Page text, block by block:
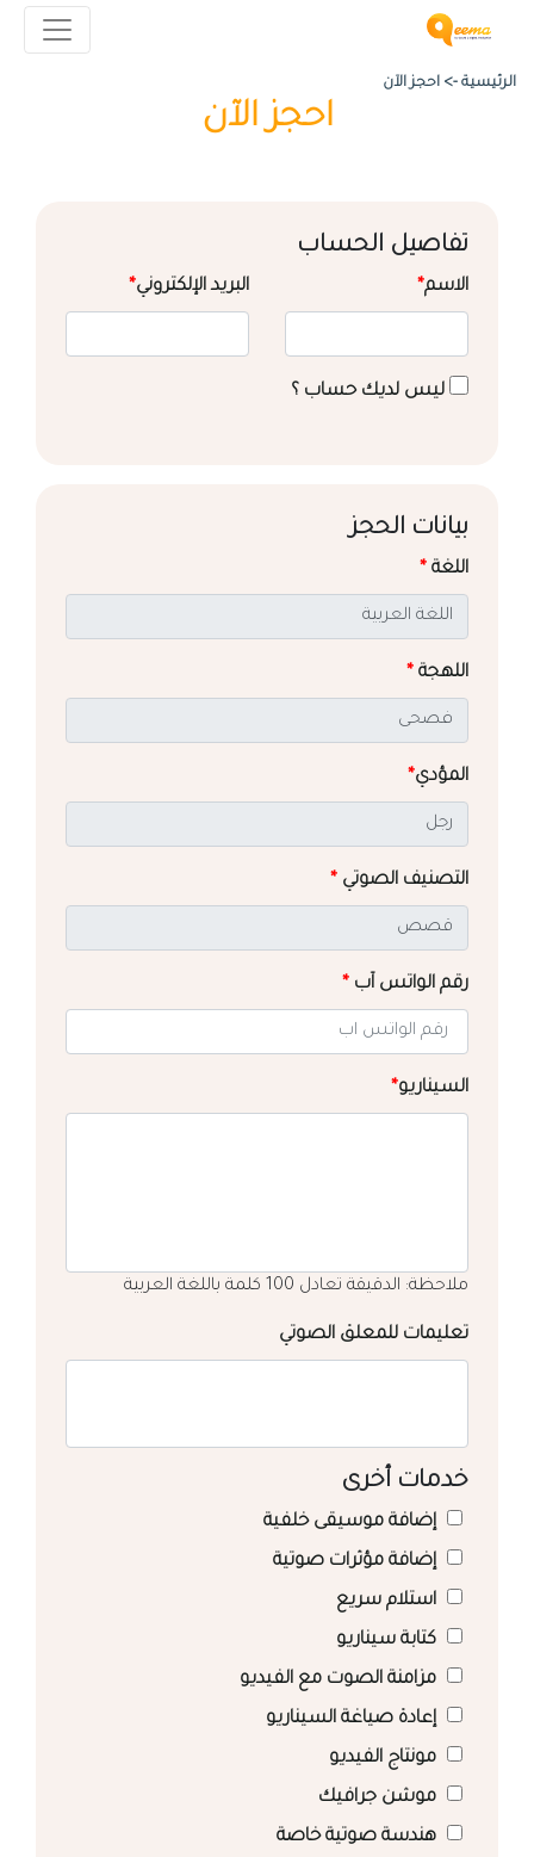
الرئيسية -> احجز الآن
احجز الآن
تفاصيل الحساب
الاسم* البريد الإلكتروني*
ليس لديك حساب ؟
بيانات الحجز
اللغة *
اللهجة *
المؤدي*
التصنيف الصوتي *
رقم الواتس آب *
السيناريو*
ملاحظة: الدقيقة تعادل 100 كلمة باللغة العربية
تعليمات للمعلق الصوتي
خدمات أخرى
إضافة موسيقى خلفية
إضافة مؤثرات صوتية
استلام سريع
كتابة سيناريو
مزامنة الصوت مع الفيديو
إعادة صياغة السيناريو
مونتاج الفيديو
موشن جرافيك
هندسة صوتية خاصة